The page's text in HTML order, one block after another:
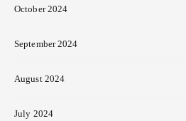
October 2024
September 2024
August 2024
July 2024